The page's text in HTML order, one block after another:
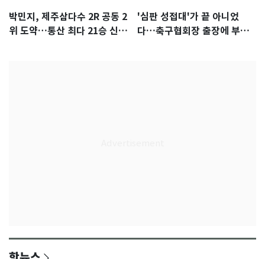
박민지, 제주삼다수 2R 공동 2
위 도약…통산 최다 21승 신기
'심판 성접대'가 끝 아니었
다…축구협회장 출장에 부인